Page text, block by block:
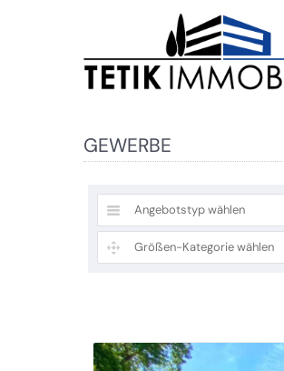
GEWERBE
Angebotstyp wählen
Größen-Kategorie wählen